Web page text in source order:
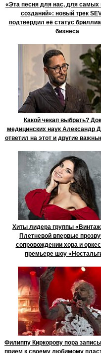
«Эта песня для нас, для самых
созданий»: новый трек
подтвердил её статус
бизнеса
Какой чекап выбрать?
медицинских наук Александр
ответил на этот и другие
Хиты лидера группы
Плетневой впервые
сопровождении хора и
премьере шоу
Филиппу Киркорову пора
прием к своему любимому